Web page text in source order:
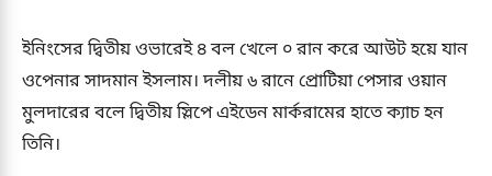
ইনিংসের দ্বিতীয় ওভারেই ৪ বল খেলে ০ রান করে আউট হয়ে যান
ওপেনার সাদমান ইসলাম। দলীয় ৬ রানে প্রোটিয়া পেসার ওয়ান
মুলদারের বলে দ্বিতীয় স্লিপে এইডেন মার্করামের হাতে ক্যাচ হন
তিনি।